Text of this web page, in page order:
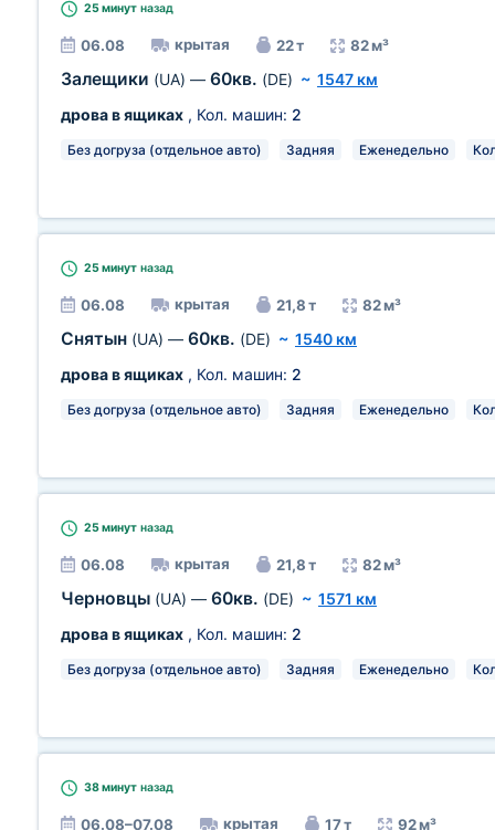
25 минут назад
06.08 крытая 22 т 82 м³
Залещики (UA) — 60кв. (DE) ~ 1547 км
дрова в ящиках , Кол. машин: 2
Без догруза (отдельное авто) Задняя Еженедельно
25 минут назад
06.08 крытая 21,8 т 82 м³
Снятын (UA) — 60кв. (DE) ~ 1540 км
дрова в ящиках , Кол. машин: 2
Без догруза (отдельное авто) Задняя Еженедельно
25 минут назад
06.08 крытая 21,8 т 82 м³
Черновцы (UA) — 60кв. (DE) ~ 1571 км
дрова в ящиках , Кол. машин: 2
Без догруза (отдельное авто) Задняя Еженедельно
38 минут назад
06.08–07.08 крытая 17 т 92 м³